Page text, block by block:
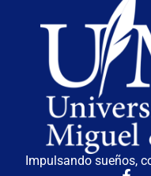
Impulsando sueños,